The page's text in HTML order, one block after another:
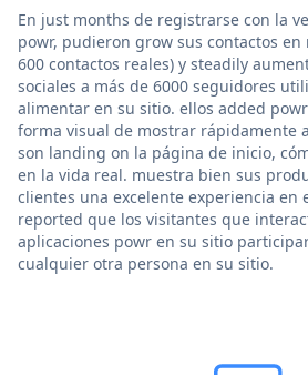
En just months de registrarse con la
powr, pudieron grow sus contactos en
600 contactos reales) y steadily
sociales a más de 6000 seguidores
alimentar en su sitio. ellos added
forma visual de mostrar rápidamente
son landing on la página de inicio,
en la vida real. muestra bien sus
clientes una excelente experiencia en
reported que los visitantes que
aplicaciones powr en su sitio
cualquier otra persona en su sitio.